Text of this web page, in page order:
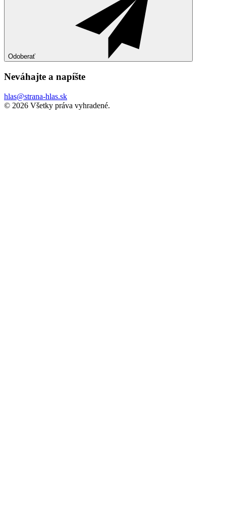
Odoberať
Neváhajte a napíšte
hlas@strana-hlas.sk
©️ 2026 Všetky práva vyhradené.